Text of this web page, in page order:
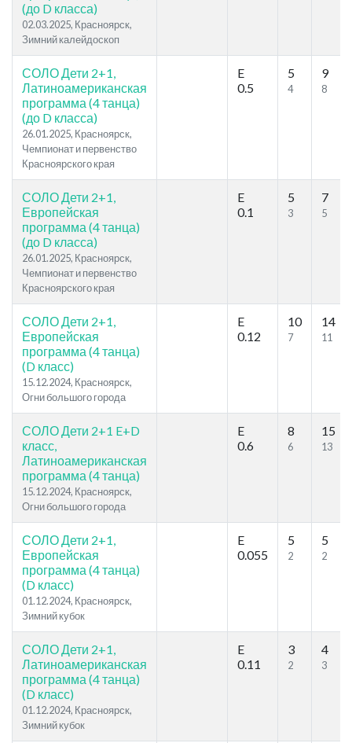
(до D класса)
02.03.2025, Красноярск,
Зимний калейдоскоп
СОЛО Дети 2+1,
Латиноамериканская
программа (4 танца)
(до D класса)
26.01.2025, Красноярск,
Чемпионат и первенство
Красноярского края
E
0.5
5
4
9
8
СОЛО Дети 2+1,
Европейская
программа (4 танца)
(до D класса)
26.01.2025, Красноярск,
Чемпионат и первенство
Красноярского края
E
0.1
5
3
7
5
СОЛО Дети 2+1,
Европейская
программа (4 танца)
(D класс)
15.12.2024, Красноярск,
Огни большого города
E
0.12
10
7
14
11
СОЛО Дети 2+1 E+D
класс,
Латиноамериканская
программа (4 танца)
15.12.2024, Красноярск,
Огни большого города
E
0.6
8
6
15
13
СОЛО Дети 2+1,
Европейская
программа (4 танца)
(D класс)
01.12.2024, Красноярск,
Зимний кубок
E
0.055
5
2
5
2
СОЛО Дети 2+1,
Латиноамериканская
программа (4 танца)
(D класс)
01.12.2024, Красноярск,
Зимний кубок
E
0.11
3
2
4
3